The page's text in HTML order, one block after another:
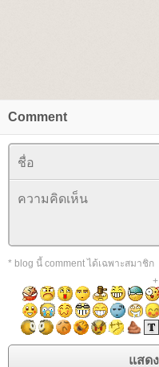
Comment
* blog นี้ comment ได้เฉพาะสมาชิก
+